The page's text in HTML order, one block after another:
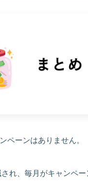
ペーンはありません。
れ、毎月がキャンペー